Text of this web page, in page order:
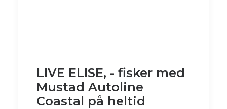
LIVE ELISE, - fisker med
Mustad Autoline
Coastal på heltid